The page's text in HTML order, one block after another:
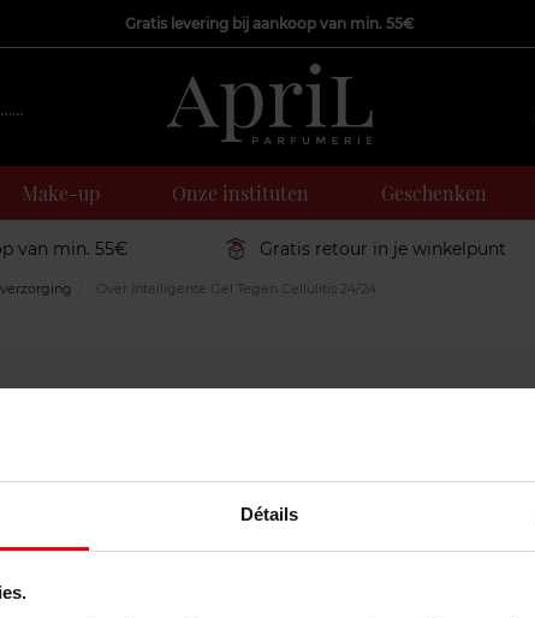
Détails
Gratis levering bij aankoop van min. 55€
Make-up Onze instituten Geschenken
van min. 55€ Gratis retour in je winkelpunt
Over Intelligente Gel Tegen Cellulitis 24/24
de fraîcheur, bien agréable.